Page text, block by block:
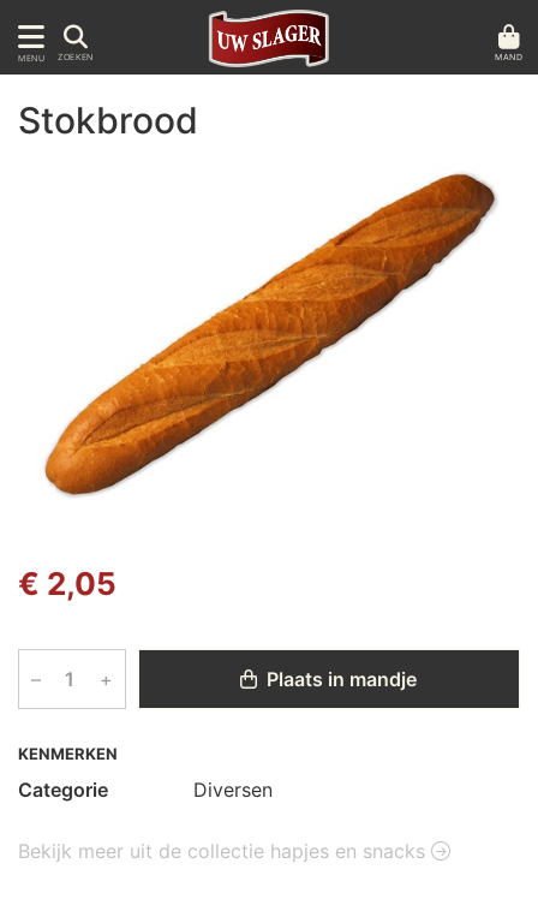
MENU ZOEKEN MAND
Stokbrood
€ 2,05
– + Plaats in mandje
KENMERKEN
Categorie Diversen
Bekijk meer uit de collectie hapjes en snacks